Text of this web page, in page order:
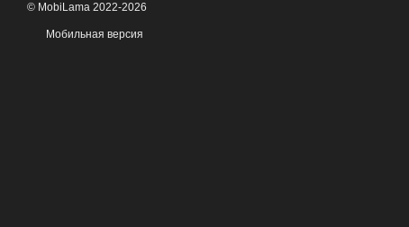
© MobiLama 2022-2026
Мобильная версия